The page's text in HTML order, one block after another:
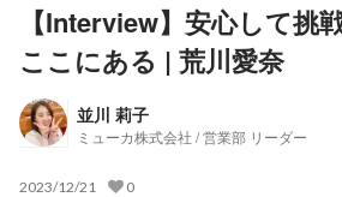
【Interview】安心して挑
ここにある | 荒川愛奈
並川 莉子
ミューカ株式会社 / 営業部 リーダー
2023/12/21 0